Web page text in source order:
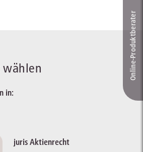
in:
juris Aktienrecht
Online-Produkt­berater